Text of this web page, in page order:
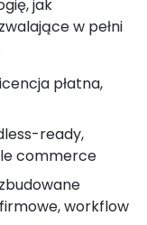
jak
w pełni
płatna,
ready,
commerce
workflow